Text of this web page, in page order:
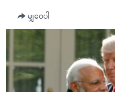
ရန်
ပင်မ
အစ္စရေး-ပါလက်စတိုင်း
အင်္ဂလိပ်စာလေ့လာမယ်
မကြေးမုံရဲ့ အင်္ဂလိပ်စာ
ရုပ်ရှင်ထဲက အင်္ဂလိပ်စာ
ရေဒီယို
တီဗွီ
ရေဒီယိုနှင့်ရုပ်သံ အချက်အလက်မ
ရေဒီယို/တီဗွီအစီအစဉ်
မျှဝေပါ